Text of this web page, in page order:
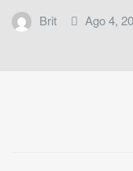
Brit Ago 4,